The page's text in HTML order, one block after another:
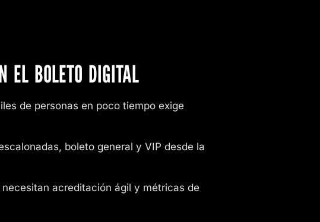
EL BOLETO DIGITAL
de personas en poco tiempo exige
boleto general y VIP desde la
necesitan acreditación ágil y métricas de